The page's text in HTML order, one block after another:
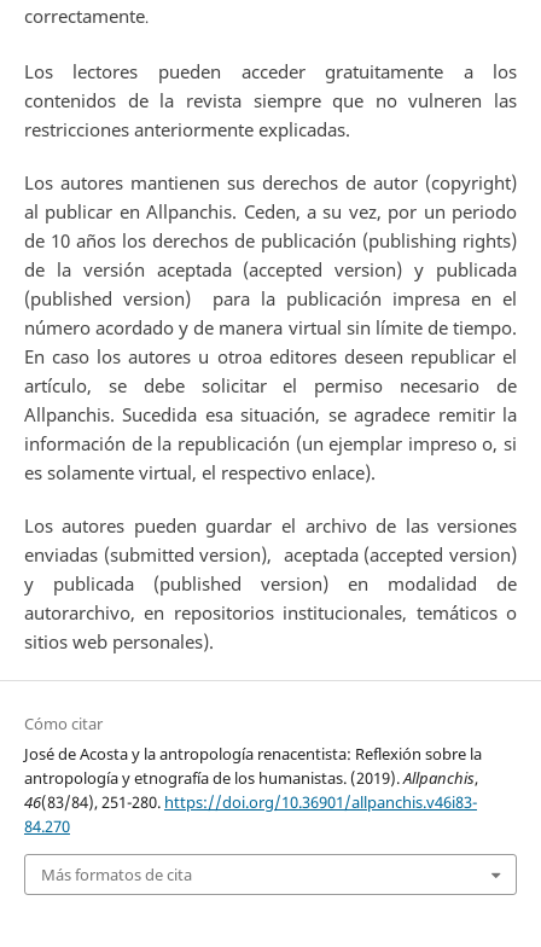
correctamente.
Los lectores pueden acceder gratuitamente a los
contenidos de la revista siempre que no vulneren las
restricciones anteriormente explicadas.
Los autores mantienen sus derechos de autor (copyright)
al publicar en Allpanchis. Ceden, a su vez, por un periodo
de 10 años los derechos de publicación (publishing rights)
de la versión aceptada (accepted version) y publicada
(published version) para la publicación impresa en el
número acordado y de manera virtual sin límite de tiempo.
En caso los autores u otroa editores deseen republicar el
artículo, se debe solicitar el permiso necesario de
Allpanchis. Sucedida esa situación, se agradece remitir la
información de la republicación (un ejemplar impreso o, si
es solamente virtual, el respectivo enlace).
Los autores pueden guardar el archivo de las versiones
enviadas (submitted version), aceptada (accepted version)
y publicada (published version) en modalidad de
autorarchivo, en repositorios institucionales, temáticos o
sitios web personales).
Cómo citar
José de Acosta y la antropología renacentista: Reflexión sobre la
antropología y etnografía de los humanistas. (2019).Allpanchis,
46(83/84), 251-280. https://doi.org/10.36901/allpanchis.v46i83-
84.270
Más formatos de cita